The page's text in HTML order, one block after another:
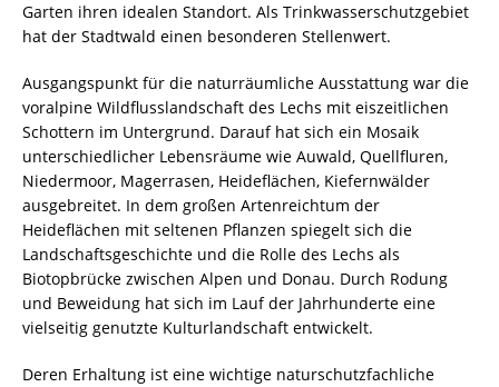
Garten ihren idealen Standort. Als Trinkwasserschutzgebiet
hat der Stadtwald einen besonderen Stellenwert.
Ausgangspunkt für die naturräumliche Ausstattung war die
voralpine Wildflusslandschaft des Lechs mit eiszeitlichen
Schottern im Untergrund. Darauf hat sich ein Mosaik
unterschiedlicher Lebensräume wie Auwald, Quellfluren,
Niedermoor, Magerrasen, Heideflächen, Kiefernwälder
ausgebreitet. In dem großen Artenreichtum der
Heideflächen mit seltenen Pflanzen spiegelt sich die
Landschaftsgeschichte und die Rolle des Lechs als
Biotopbrücke zwischen Alpen und Donau. Durch Rodung
und Beweidung hat sich im Lauf der Jahrhunderte eine
vielseitig genutzte Kulturlandschaft entwickelt.
Deren Erhaltung ist eine wichtige naturschutzfachliche